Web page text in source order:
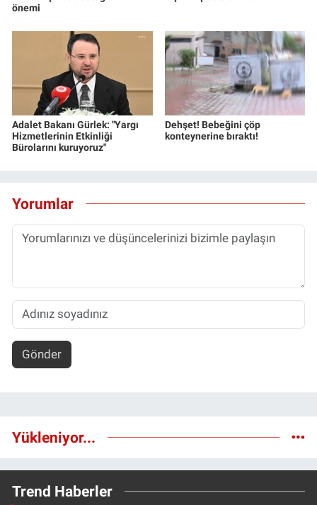
önemi
Adalet Bakanı Gürlek: "Yargı
Hizmetlerinin Etkinliği
Bürolarını kuruyoruz"
Dehşet! Bebeğini çöp
konteynerine bıraktı!
Yorumlar
Gönder
Yükleniyor...
Trend Haberler